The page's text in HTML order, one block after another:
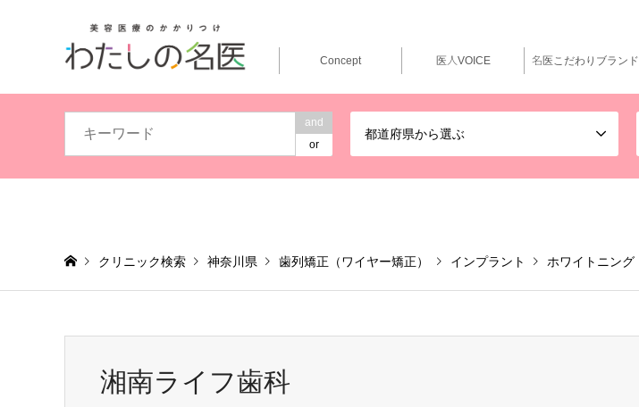
and
or
都道府県から選ぶ
Concept 医人VOICE 名医こだわりブランド
クリニック検索 神奈川県 歯列矯正（ワイヤー矯正） インプラント ホワイトニング
湘南ライフ歯科